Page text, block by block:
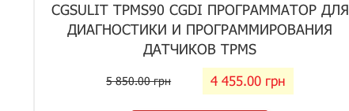
CGSULIT TPMS90 CGDI ПРОГРАММАТОР ДЛЯ
ДИАГНОСТИКИ И ПРОГРАММИРОВАНИЯ
ДАТЧИКОВ TPMS
5 850.00 грн 4 455.00 грн